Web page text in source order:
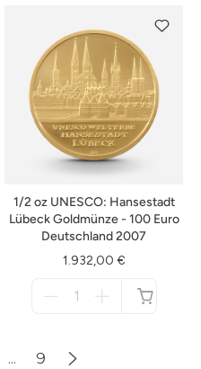
1/2 oz UNESCO: Hansestadt
Lübeck Goldmünze - 100 Euro
Deutschland 2007
1.932,00 €
... 9